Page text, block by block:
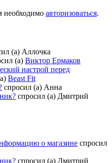
необходимо авторизоваться.
(а) Аллочка
(а) Виктор Ермаков
настрой перед
Beast Fit
спросил (а) Анна
спросил (а) Дмитрий
о магазине спросил
спросил (а) Дмитрий